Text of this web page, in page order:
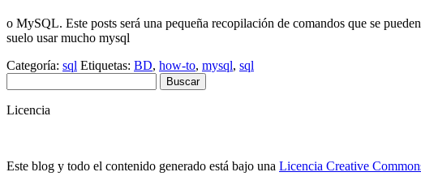
o MySQL. Este posts será una pequeña recopilación de comandos que se
suelo usar mucho mysql
Categoría: sql Etiquetas: BD, how-to, mysql, sql
Licencia
Este blog y todo el contenido generado está bajo una Licencia Creative